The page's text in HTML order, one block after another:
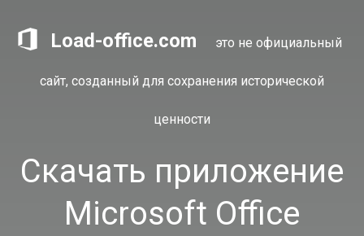
Load-office.com это не официальный
сайт, созданный для сохранения исторической
ценности
Скачать приложение
Microsoft Office